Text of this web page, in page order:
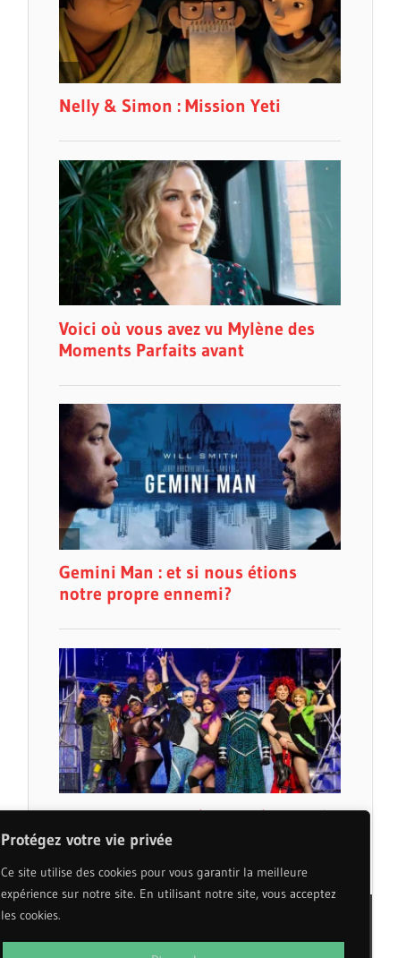
Protégez votre vie privée
Ce site utilise des cookies pour vous garantir la meilleure
expérience sur notre site. En utilisant notre site, vous acceptez
les cookies.